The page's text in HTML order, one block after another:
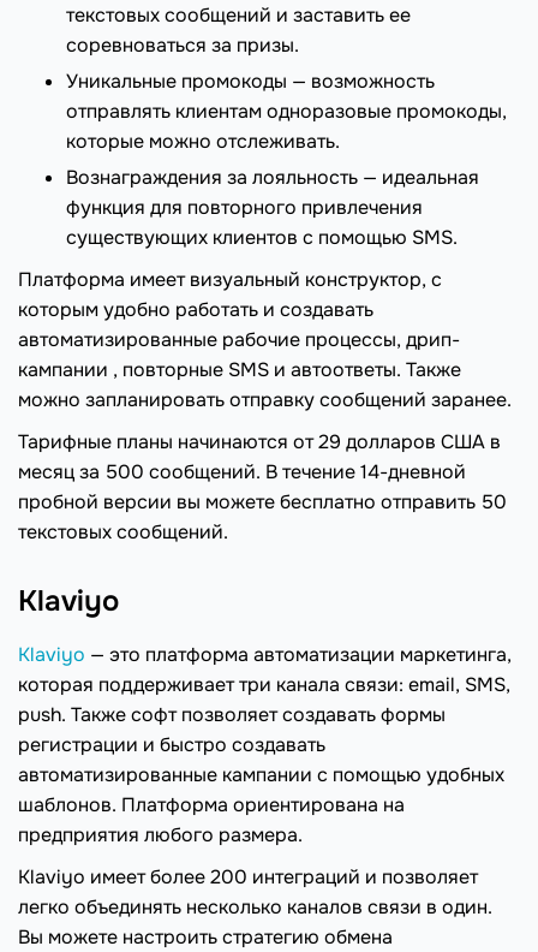
текстовых сообщений и заставить ее
соревноваться за призы.
Уникальные промокоды — возможность
отправлять клиентам одноразовые промокоды,
которые можно отслеживать.
Вознаграждения за лояльность — идеальная
функция для повторного привлечения
существующих клиентов с помощью SMS.
Платформа имеет визуальный конструктор, с
которым удобно работать и создавать
автоматизированные рабочие процессы, дрип-
кампании , повторные SMS и автоответы. Также
можно запланировать отправку сообщений заранее.
Тарифные планы начинаются от 29 долларов США в
месяц за 500 сообщений. В течение 14-дневной
пробной версии вы можете бесплатно отправить 50
текстовых сообщений.
Klaviyo
Klaviyo — это платформа автоматизации маркетинга,
которая поддерживает три канала связи: email, SMS,
push. Также софт позволяет создавать формы
регистрации и быстро создавать
автоматизированные кампании с помощью удобных
шаблонов. Платформа ориентирована на
предприятия любого размера.
Klaviyo имеет более 200 интеграций и позволяет
легко объединять несколько каналов связи в один.
Вы можете настроить стратегию обмена